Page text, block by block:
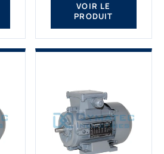
VOIR LE
PRODUIT